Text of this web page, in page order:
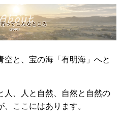
空と、宝の海「有明海」へと
人、人と自然、自然と自然の
ここにはあります。